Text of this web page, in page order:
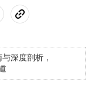
深度剖析，